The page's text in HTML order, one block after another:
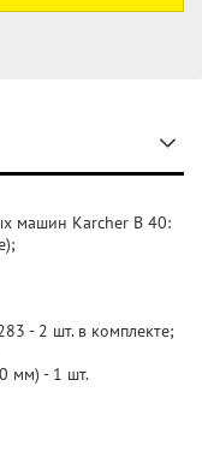
машин Karcher B 40:
- 2 шт. в комплекте;
мм) - 1 шт.